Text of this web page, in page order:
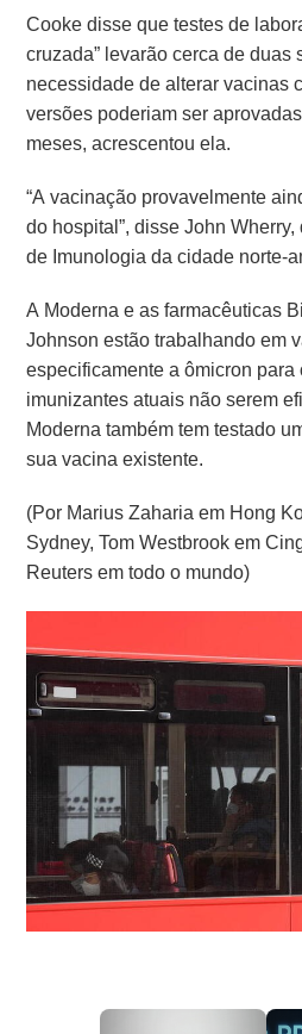
Cooke disse que testes de
cruzada” levarão cerca de duas
necessidade de alterar vacinas
versões poderiam ser
meses, acrescentou ela.
“A vacinação provavelmente
do hospital”, disse John
de Imunologia da cidade norte-
A Moderna e as farmacêuticas
Johnson estão trabalhando em
especificamente a ômicron
imunizantes atuais não serem
Moderna também tem testado
sua vacina existente.
(Por Marius Zaharia em Hong
Sydney, Tom Westbrook em
Reuters em todo o mundo)